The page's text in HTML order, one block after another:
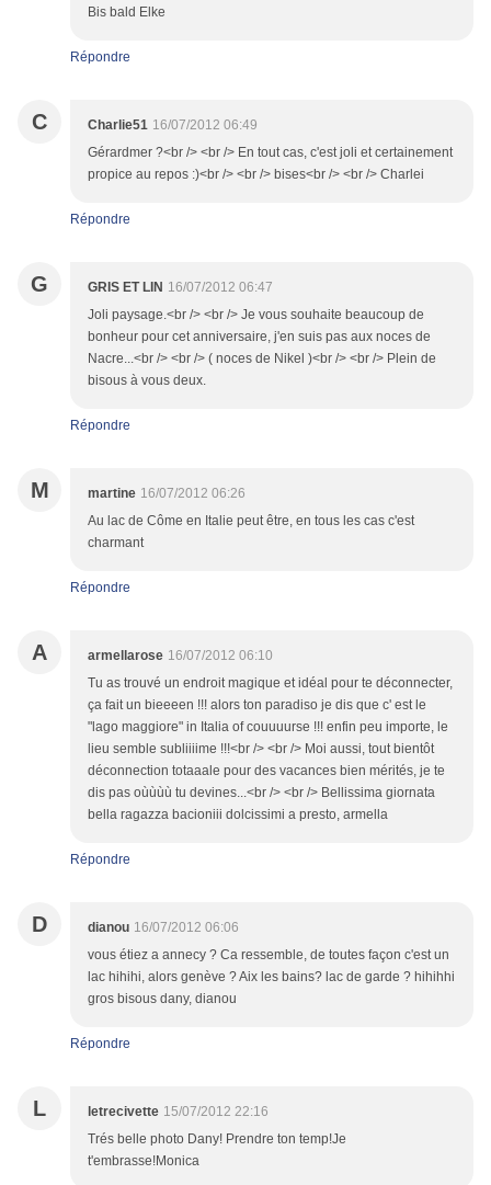
Bis bald Elke
Répondre
C Charlie51 16/07/2012 06:49
Gérardmer ?<br /> <br /> En tout cas, c'est joli et certainement
propice au repos :)<br /> <br /> bises<br /> <br /> Charlei
Répondre
G GRIS ET LIN 16/07/2012 06:47
Joli paysage.<br /> <br /> Je vous souhaite beaucoup de
bonheur pour cet anniversaire, j'en suis pas aux noces de
Nacre...<br /> <br /> ( noces de Nikel )<br /> <br /> Plein de
bisous à vous deux.
Répondre
M martine 16/07/2012 06:26
Au lac de Côme en Italie peut être, en tous les cas c'est
charmant
Répondre
A armellarose 16/07/2012 06:10
Tu as trouvé un endroit magique et idéal pour te déconnecter,
ça fait un bieeeen !!! alors ton paradiso je dis que c' est le
"lago maggiore" in Italia of couuuurse !!! enfin peu importe, le
lieu semble subliiiime !!!<br /> <br /> Moi aussi, tout bientôt
déconnection totaaale pour des vacances bien mérités, je te
dis pas oùùùù tu devines...<br /> <br /> Bellissima giornata
bella ragazza bacioniii dolcissimi a presto, armella
Répondre
D dianou 16/07/2012 06:06
vous étiez a annecy ? Ca ressemble, de toutes façon c'est un
lac hihihi, alors genève ? Aix les bains? lac de garde ? hihihhi
gros bisous dany, dianou
Répondre
L letrecivette 15/07/2012 22:16
Trés belle photo Dany! Prendre ton temp!Je
t'embrasse!Monica